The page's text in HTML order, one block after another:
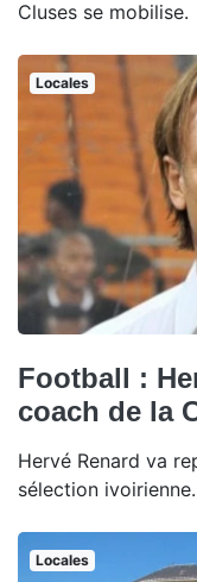
Cluses se mobilise.
Locales
Football :
coach de la
Hervé Renard va
sélection ivoirienne.
Locales